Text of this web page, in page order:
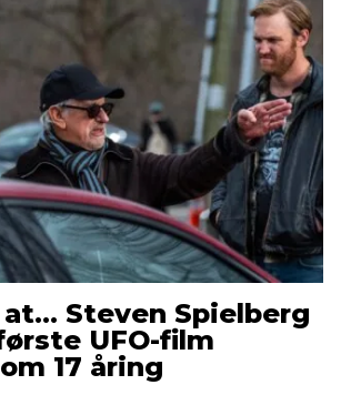
Steven Spielberg
UFO-film
17 åring